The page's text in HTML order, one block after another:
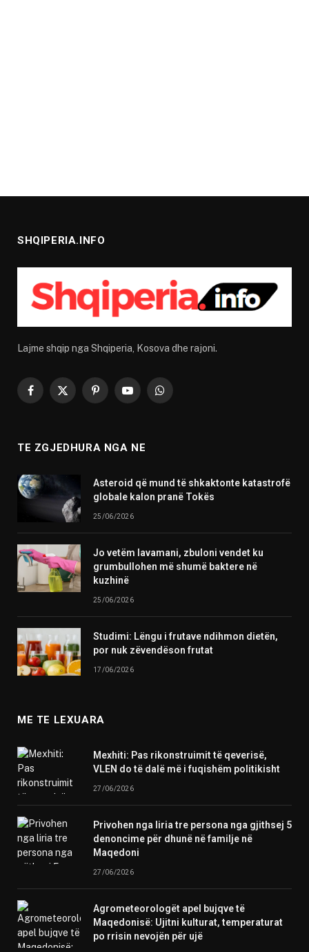
SHQIPERIA.INFO
Lajme shqip nga Shqiperia, Kosova dhe rajoni.
Facebook
X
PinterestYouTubeWhatsApp
TE ZGJEDHURA NGA NE
Asteroid që mund të shkaktonte katastrofë
globale kalon pranë Tokës
25/06/2026
Jo vetëm lavamani, zbuloni vendet ku
grumbullohen më shumë baktere në
kuzhinë
25/06/2026
Studimi: Lëngu i frutave ndihmon dietën,
por nuk zëvendëson frutat
17/06/2026
ME TE LEXUARA
Mexhiti: Pas rikonstruimit të qeverisë,
VLEN do të dalë më i fuqishëm politikisht
27/06/2026
Privohen nga liria tre persona nga gjithsej 5
denoncime për dhunë në familje në
Maqedoni
27/06/2026
Agrometeorologët apel bujqve të
Maqedonisë: Ujitni kulturat, temperaturat
po rrisin nevojën për ujë